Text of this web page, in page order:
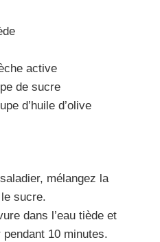
active
de sucre
d’huile d’olive
mélangez la
sucre.
dans l’eau tiède et
pendant 10 minutes.